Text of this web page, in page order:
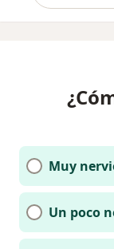
Muy
Un poco